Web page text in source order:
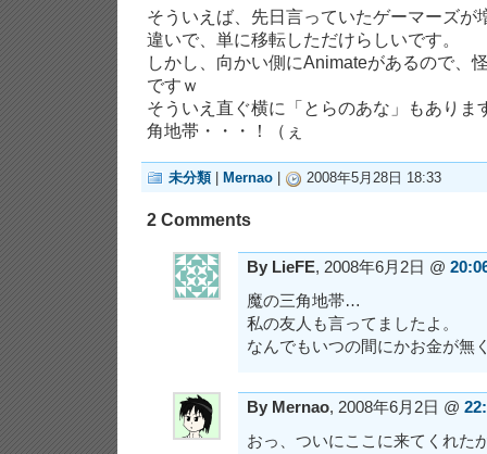
そういえば、先日言っていたゲーマーズが
違いで、単に移転しただけらしいです。
しかし、向かい側にAnimateがあるので、
ですｗ
そういえ直ぐ横に「とらのあな」もありま
角地帯・・・！（ぇ
未分類| Mernao 2008年5月28日 18:33
2 Comments
By LieFE, 2008年6月2日 @
魔の三角地帯…
私の友人も言ってましたよ。
なんでもいつの間にかお金が無
By Mernao, 2008年6月2日 @
おっ、ついにここに来てくれた